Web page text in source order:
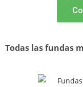
Todas las fundas